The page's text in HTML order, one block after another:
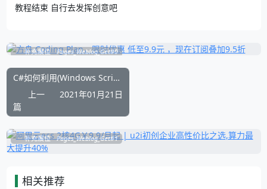
教程结束 自行去发挥创意吧
补充展位 Pages_Weblog_Get#0
C#如何利用(Windows Script Host)COM组件来创建快捷方式
上一
篇
2021年01月21日
补充展位 Pages_Weblog_Get#1
相关推荐